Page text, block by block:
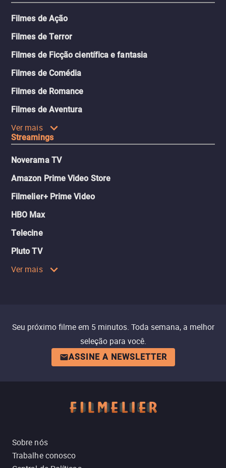
Filmes de Ação
Filmes de Terror
Filmes de Ficção científica e fantasia
Filmes de Comédia
Filmes de Romance
Filmes de Aventura
Ver mais
Streamings
Noverama TV
Amazon Prime Video Store
Filmelier+ Prime Video
HBO Max
Telecine
Pluto TV
Ver mais
Seu próximo filme em 5 minutos. Toda semana, a melhor
seleção para você.
ASSINE A NEWSLETTER
Sobre nós
Trabalhe conosco